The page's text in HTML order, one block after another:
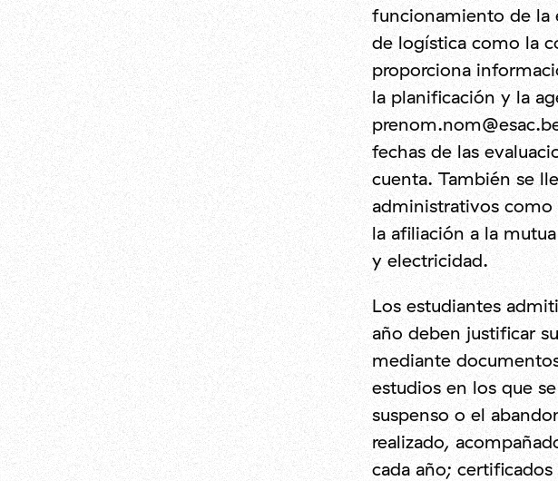
funcionamiento de la
de logística como la
proporciona
la planificación y la
fechas de las
cuenta. También se
administrativos
la afiliación a la
y electricidad.
Los estudiantes
año deben justificar
mediante
estudios en los que
suspenso o el
realizado,
cada año;